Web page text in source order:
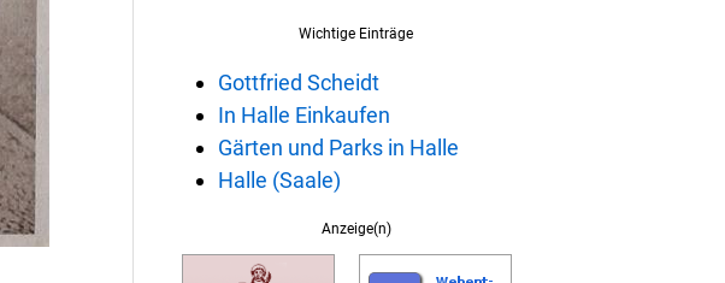
Wichtige Einträge
Gottfried Scheidt
In Halle Einkaufen
Gärten und Parks in Halle
Halle (Saale)
Anzeige(n)